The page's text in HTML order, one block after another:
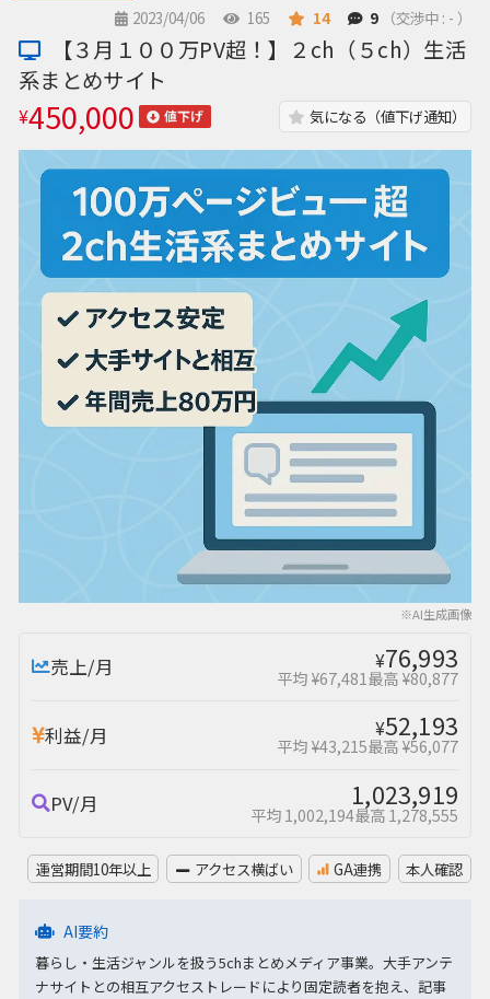
2023/04/06
165 14 9 （交渉中 : - ）
※AI生成画像
【３月１００万PV超！】２ch（５ch）生活
系まとめサイト
¥450,000 値下げ 気になる（値下げ通知）
売上/月 ¥76,993
平均 ¥67,481最高 ¥80,877
利益/月 ¥52,193
平均 ¥43,215最高 ¥56,077
PV/月 1,023,919
平均 1,002,194最高 1,278,555
運営期間10年以上 アクセス横ばい GA連携 本人確認
AI要約
暮らし・生活ジャンルを扱う5chまとめメディア事業。大手アンテ
ナサイトとの相互アクセストレードにより固定読者を抱え、記事